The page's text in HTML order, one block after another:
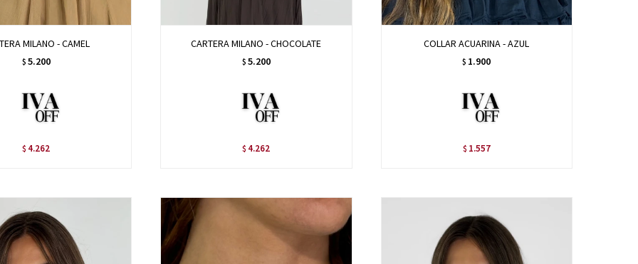
MILANO - CAMEL
$ 5.200
$ 4.262
CARTERA MILANO - CHOCOLATE
$ 5.200
$ 4.262
COLLAR ACUARINA - AZUL
$ 1.900
$ 1.557